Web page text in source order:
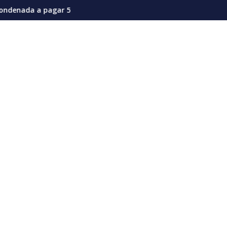
coyuntura
dólares por afectaciones a la salud mental de los niños
Vozinha genera furor en su presentación en el Colo